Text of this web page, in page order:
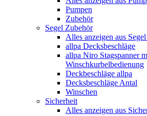
Pumpen
Zubehör
Segel Zubehör
Alles anzeigen aus
allpa Decksbeschläge
allpa Niro Stagspanner
Winschkurbelbedienung
Deckbeschläge allpa
Decksbeschläge Antal
Winschen
Sicherheit
Alles anzeigen aus